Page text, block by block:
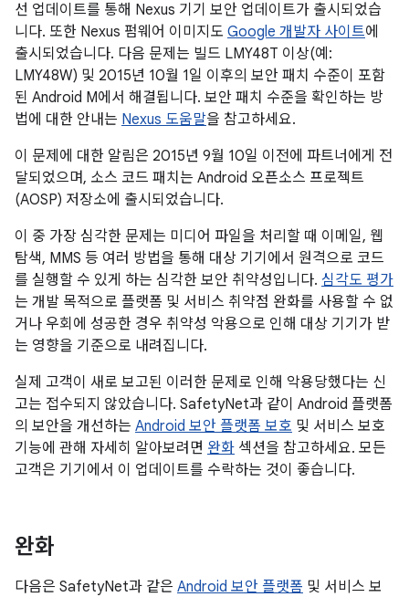
선 업데이트를 통해 Nexus 기기 보안 업데이트가 출시되었습
니다. 또한 Nexus 펌웨어 이미지도 Google 개발자 사이트에
출시되었습니다. 다음 문제는 빌드 LMY48T 이상(예:
LMY48W) 및 2015년 10월 1일 이후의 보안 패치 수준이 포함
된 Android M에서 해결됩니다. 보안 패치 수준을 확인하는 방
법에 대한 안내는 Nexus 도움말을 참고하세요.
이 문제에 대한 알림은 2015년 9월 10일 이전에 파트너에게 전
달되었으며, 소스 코드 패치는 Android 오픈소스 프로젝트
(AOSP) 저장소에 출시되었습니다.
이 중 가장 심각한 문제는 미디어 파일을 처리할 때 이메일, 웹
탐색, MMS 등 여러 방법을 통해 대상 기기에서 원격으로 코드
를 실행할 수 있게 하는 심각한 보안 취약성입니다. 심각도 평가
는 개발 목적으로 플랫폼 및 서비스 취약점 완화를 사용할 수 없
거나 우회에 성공한 경우 취약성 악용으로 인해 대상 기기가 받
는 영향을 기준으로 내려집니다.
실제 고객이 새로 보고된 이러한 문제로 인해 악용당했다는 신
고는 접수되지 않았습니다. SafetyNet과 같이 Android 플랫폼
의 보안을 개선하는 Android 보안 플랫폼 보호 및 서비스 보호
기능에 관해 자세히 알아보려면 완화 섹션을 참고하세요. 모든
고객은 기기에서 이 업데이트를 수락하는 것이 좋습니다.
완화
다음은 SafetyNet과 같은 Android 보안 플랫폼 및 서비스 보